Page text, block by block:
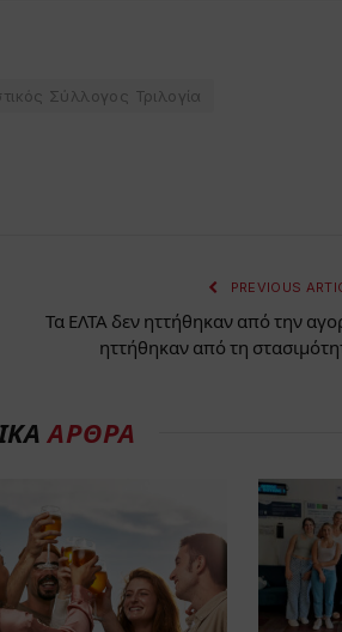
Σύλλογος Τριλογία
PREVIOUS
Τα ΕΛΤΑ δεν ηττήθηκαν από την
ηττήθηκαν από τη
ΑΡΘΡΑ